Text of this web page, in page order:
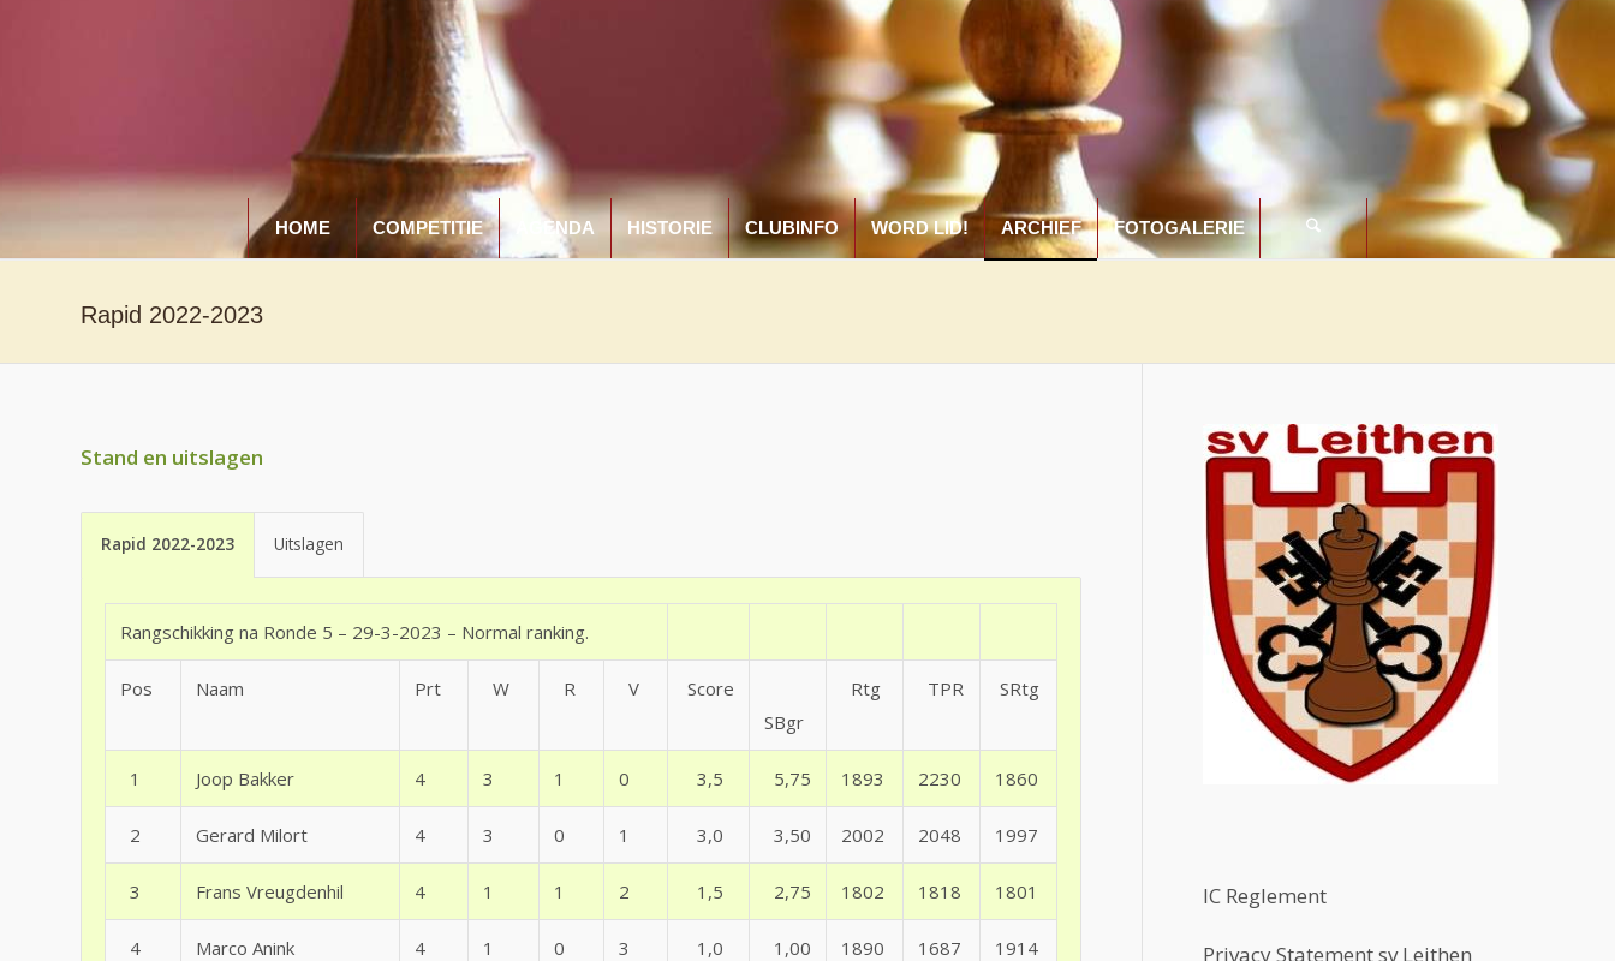
HOME COMPETITIE AGENDA HISTORIE CLUBINFO WORD LID! ARCHIEF FOTOGALERIE
Rapid 2022-2023
Stand en uitslagen
Rapid 2022-2023 Uitslagen
Rangschikking na Ronde 5 – 29-3-2023 – Normal ranking.
Pos Naam Prt W R V
Score
SBgr
Rtg TPR SRtg
1 Joop Bakker 4 3 1 0 3,5 5,75 1893 2230 1860
2 Gerard Milort 4 3 0 1 3,0 3,50 2002 2048 1997
3 Frans Vreugdenhil 4 1 1 2 1,5 2,75 1802 1818 1801
4 Marco Anink 4 1 0 3 1,0 1,00 1890 1687 1914
IC Reglement
Privacy Statement sv Leithen